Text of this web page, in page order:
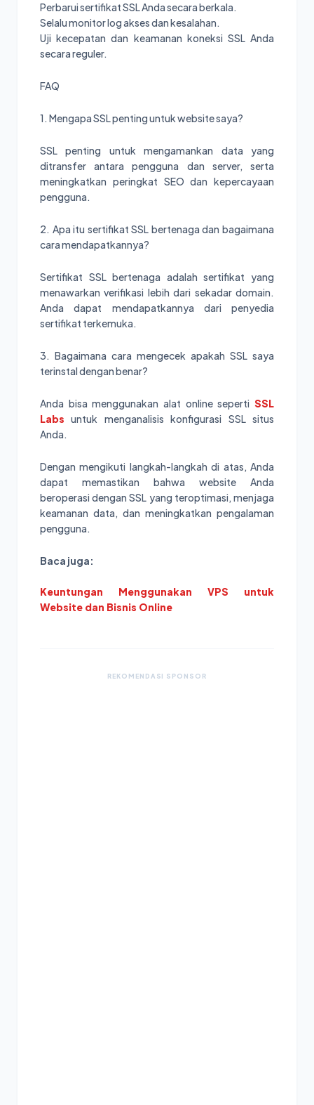
Perbarui sertifikat SSL Anda secara berkala.
Selalu monitor log akses dan kesalahan.
Uji kecepatan dan keamanan koneksi SSL Anda
secara reguler.
FAQ
1. Mengapa SSL penting untuk website saya?
SSL penting untuk mengamankan data yang
ditransfer antara pengguna dan server, serta
meningkatkan peringkat SEO dan kepercayaan
pengguna.
2. Apa itu sertifikat SSL bertenaga dan bagaimana
cara mendapatkannya?
Sertifikat SSL bertenaga adalah sertifikat yang
menawarkan verifikasi lebih dari sekadar domain.
Anda dapat mendapatkannya dari penyedia
sertifikat terkemuka.
3. Bagaimana cara mengecek apakah SSL saya
terinstal dengan benar?
Anda bisa menggunakan alat online seperti SSL
Labs untuk menganalisis konfigurasi SSL situs
Anda.
Dengan mengikuti langkah-langkah di atas, Anda
dapat memastikan bahwa website Anda
beroperasi dengan SSL yang teroptimasi, menjaga
keamanan data, dan meningkatkan pengalaman
pengguna.
Baca juga:
Keuntungan Menggunakan VPS untuk
Website dan Bisnis Online
REKOMENDASI SPONSOR